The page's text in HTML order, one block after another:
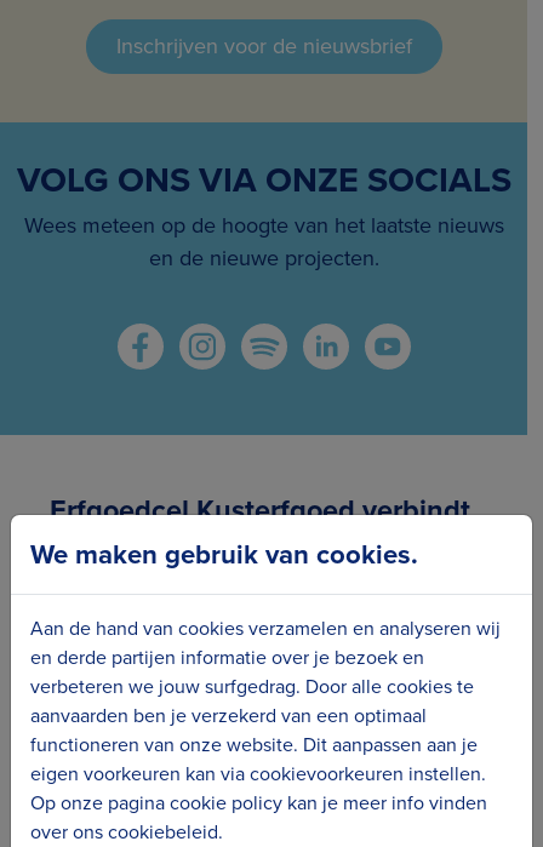
Inschrijven voor de nieuwsbrief
VOLG ONS VIA ONZE SOCIALS
Wees meteen op de hoogte van het laatste nieuws
en de nieuwe projecten.
Erfgoedcel Kusterfgoed verbindt
We maken gebruik van cookies.
Aan de hand van cookies verzamelen en analyseren wij
en derde partijen informatie over je bezoek en
verbeteren we jouw surfgedrag. Door alle cookies te
aanvaarden ben je verzekerd van een optimaal
functioneren van onze website. Dit aanpassen aan je
eigen voorkeuren kan via cookievoorkeuren instellen.
Op onze pagina cookie policy kan je meer info vinden
over ons cookiebeleid.